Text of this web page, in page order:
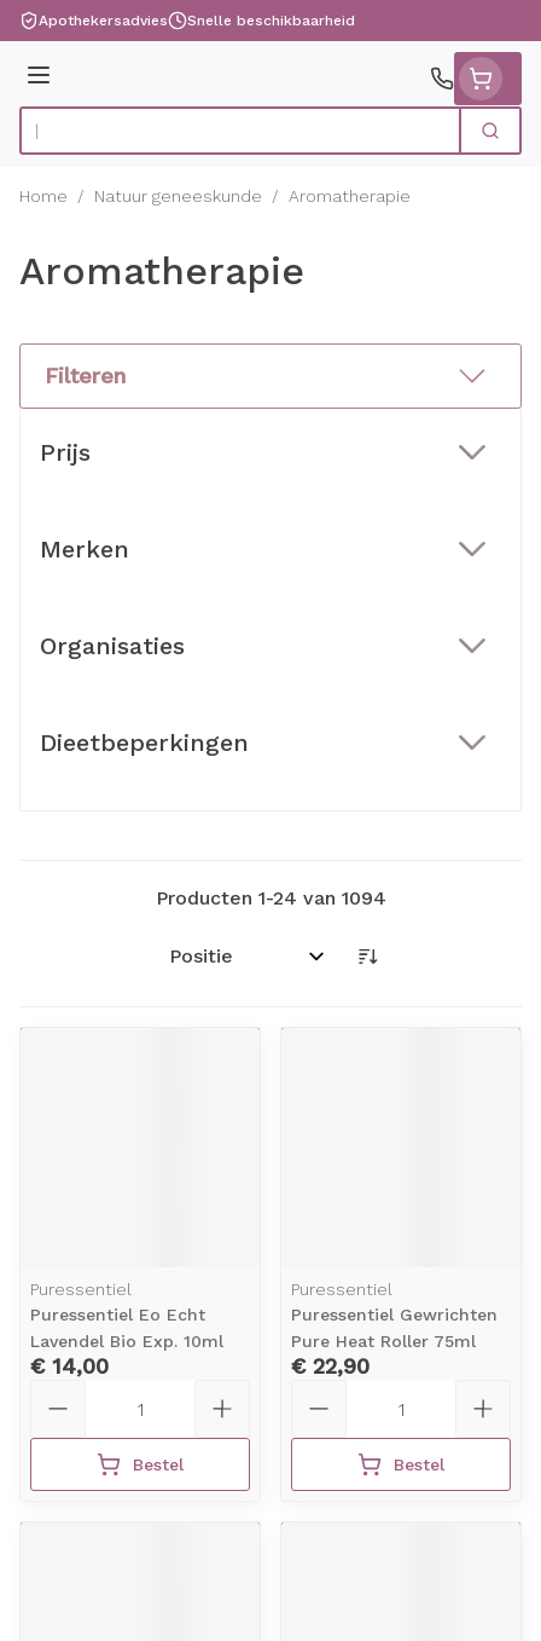
Ga naar de inhoud
Apothekersadvies Snelle beschikbaarheid
Menu
Product, merk, categorie... Zoek
Home / Natuur geneeskunde / Aromatherapie
Aromatherapie
Filteren
Prijs
Merken
Organisaties
Dieetbeperkingen
Producten 1-24 van 1094
Sorteer op:
Puressentiel
Puressentiel Eo Echt
Lavendel Bio Exp. 10ml
€ 14,00
Bestel
Puressentiel
Puressentiel Gewrichten
Pure Heat Roller 75ml
€ 22,90
Bestel